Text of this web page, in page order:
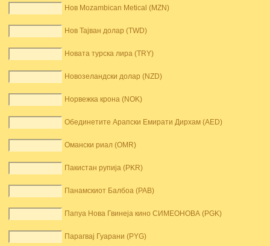
Нов Mozambican Metical (MZN)
Нов Тајван долар (TWD)
Новата турска лира (TRY)
Новозеландски долар (NZD)
Норвежка крона (NOK)
Обединетите Арапски Емирати Дирхам (AED)
Омански риал (OMR)
Пакистан рупија (PKR)
Панамскиот Балбоа (PAB)
Папуа Нова Гвинеја кино СИМЕОНОВА (PGK)
Парагвај Гуарани (PYG)